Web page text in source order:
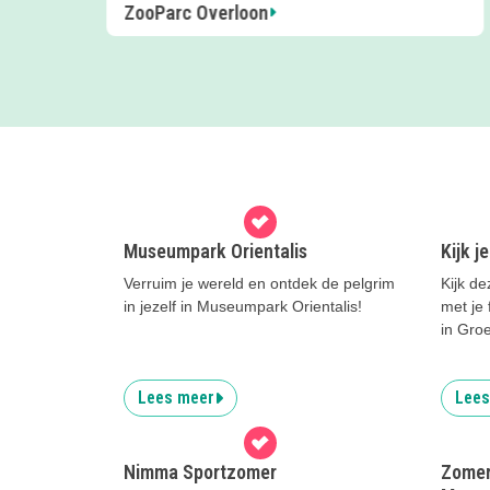
Naar de boerderij deze zomervakantie!
Museumpark Orientalis
Verruim je wereld en ontdek de pelgrim
in jezelf in Museumpark Orientalis!
Lees meer
Kijk
Kijk
met je
in
Nimma Sportzomer